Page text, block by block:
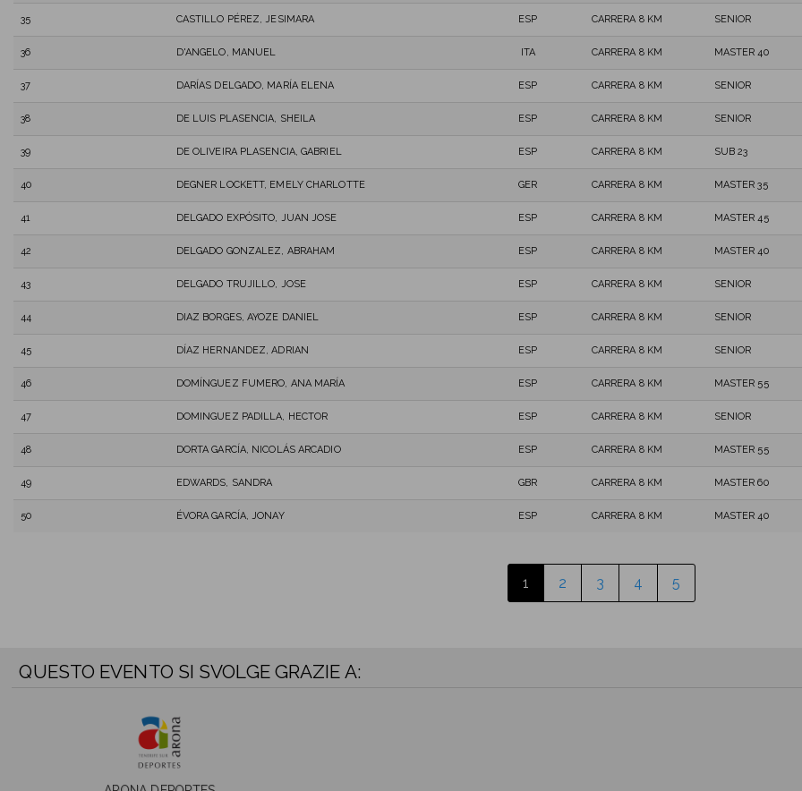
35 CASTILLO PÉREZ, JESIMARA ESP CARRERA 8 KM SENIOR
36 D'ANGELO, MANUEL ITA CARRERA 8 KM MASTER 40
37 DARÍAS DELGADO, MARÍA ELENA ESP CARRERA 8 KM SENIOR
38 DE LUIS PLASENCIA, SHEILA ESP CARRERA 8 KM SENIOR
39 DE OLIVEIRA PLASENCIA, GABRIEL ESP CARRERA 8 KM SUB 23
40 DEGNER LOCKETT, EMELY CHARLOTTE GER CARRERA 8 KM MASTER 35
41 DELGADO EXPÓSITO, JUAN JOSE ESP CARRERA 8 KM MASTER 45
42 DELGADO GONZALEZ, ABRAHAM ESP CARRERA 8 KM MASTER 40
43 DELGADO TRUJILLO, JOSE ESP CARRERA 8 KM SENIOR
44 DIAZ BORGES, AYOZE DANIEL ESP CARRERA 8 KM SENIOR
45 DÍAZ HERNANDEZ, ADRIAN ESP CARRERA 8 KM SENIOR
46 DOMÍNGUEZ FUMERO, ANA MARÍA ESP CARRERA 8 KM MASTER 55
47 DOMINGUEZ PADILLA, HECTOR ESP CARRERA 8 KM SENIOR
48 DORTA GARCÍA, NICOLÁS ARCADIO ESP CARRERA 8 KM MASTER 55
49 EDWARDS, SANDRA GBR CARRERA 8 KM MASTER 60
50 ÉVORA GARCÍA, JONAY ESP CARRERA 8 KM MASTER 40
1 2 3 4 5
QUESTO EVENTO SI SVOLGE GRAZIE A: